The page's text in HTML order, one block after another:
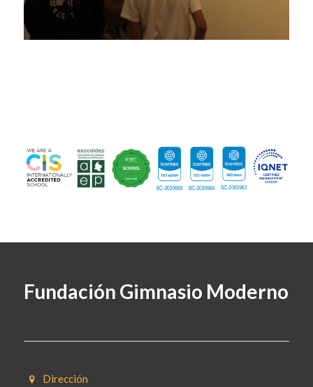
Fundación Gimnasio Moderno
Dirección